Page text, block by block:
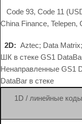
Code 93, Code 11
China Finance,
2D: Aztec; Data
ШК в стеке GS1
Ненаправленные GS1
DataBar в стеке
1D / линейные коды